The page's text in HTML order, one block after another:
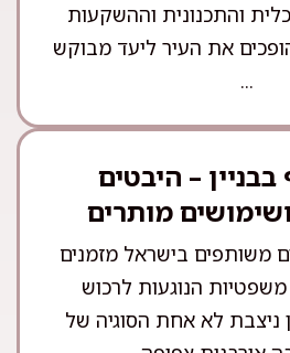
והתכנונית וההשקעות
את העיר ליעד מבוקש
...
– היבטים
מותרים
משותפים בישראל מזמנים
משפטיות הנוגעות לרכוש
ניצבת לא אחת הסוגיה של